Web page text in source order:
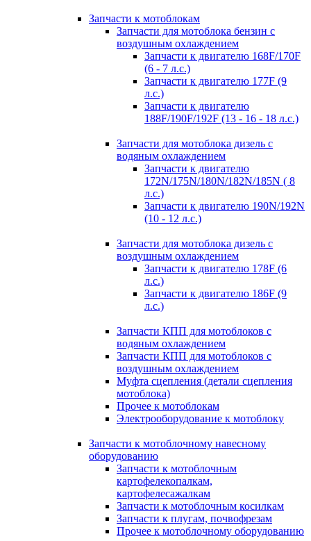
Запчасти к мотоблокам
Запчасти для мотоблока бензин с
воздушным охлаждением
Запчасти к двигателю 168F/170F
(6 - 7 л.с.)
Запчасти к двигателю 177F (9
л.с.)
Запчасти к двигателю
188F/190F/192F (13 - 16 - 18 л.с.)
Запчасти для мотоблока дизель с
водяным охлаждением
Запчасти к двигателю
172N/175N/180N/182N/185N ( 8
л.с.)
Запчасти к двигателю 190N/192N
(10 - 12 л.с.)
Запчасти для мотоблока дизель с
воздушным охлаждением
Запчасти к двигателю 178F (6
л.с.)
Запчасти к двигателю 186F (9
л.с.)
Запчасти КПП для мотоблоков с
водяным охлаждением
Запчасти КПП для мотоблоков с
воздушным охлаждением
Муфта сцепления (детали сцепления
мотоблока)
Прочее к мотоблокам
Электрооборудование к мотоблоку
Запчасти к мотоблочному навесному
оборудованию
Запчасти к мотоблочным
картофелекопалкам,
картофелесажалкам
Запчасти к мотоблочным косилкам
Запчасти к плугам, почвофрезам
Прочее к мотоблочному оборудованию